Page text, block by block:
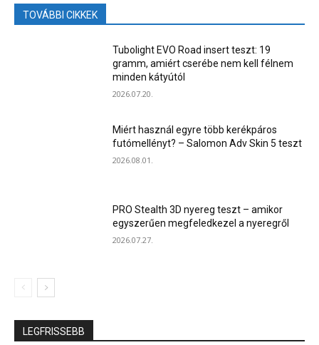
TOVÁBBI CIKKEK
Tubolight EVO Road insert teszt: 19
gramm, amiért cserébe nem kell félnem
minden kátyútól
2026.07.20.
Miért használ egyre több kerékpáros
futómellényt? – Salomon Adv Skin 5 teszt
2026.08.01.
PRO Stealth 3D nyereg teszt – amikor
egyszerűen megfeledkezel a nyeregről
2026.07.27.
LEGFRISSEBB